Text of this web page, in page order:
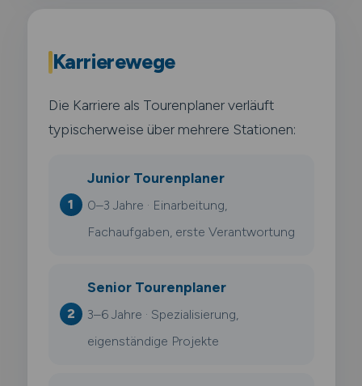
Karrierewege
Die Karriere als Tourenplaner verläuft
typischerweise über mehrere Stationen:
Junior Tourenplaner
0–3 Jahre · Einarbeitung,
Fachaufgaben, erste Verantwortung
Senior Tourenplaner
3–6 Jahre · Spezialisierung,
eigenständige Projekte